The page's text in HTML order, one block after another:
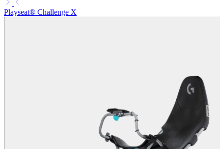
Playseat® Challenge X